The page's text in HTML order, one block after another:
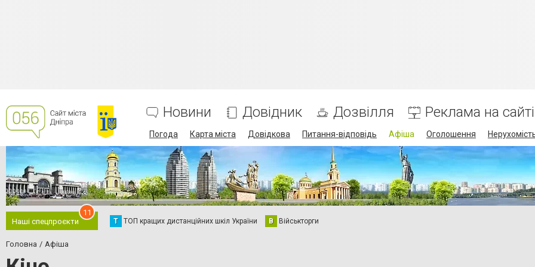
Новини Довідник Дозвілля Реклама на сайті
Погода Карта міста Довідкова Питання-відповідь Афіша Оголошення
Наші спецпроєкти
11
Т ТОП кращих дистанційних шкіл України В Військторги
Головна Афіша